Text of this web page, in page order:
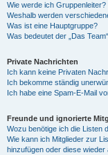
Wie werde ich Gruppenleiter?
Weshalb werden
Was ist eine Hauptgruppe?
Was bedeutet der „Das
Private Nachrichten
Ich kann keine Privaten
Ich bekomme ständig
Ich habe eine Spam-E-Mail
Freunde und ignorierte
Wozu benötige ich die Listen
Wie kann ich Mitglieder zur
hinzufügen oder diese